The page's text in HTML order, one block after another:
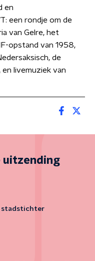
en
een rondje om de
van Gelre, het
opstand van 1958,
de
livemuziek van
uitzending
stadstichter